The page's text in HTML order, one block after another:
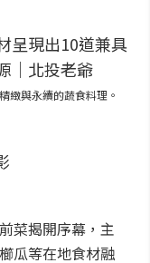
緻與永續的蔬食料理。
菜揭開序幕，主
瓜等在地食材融